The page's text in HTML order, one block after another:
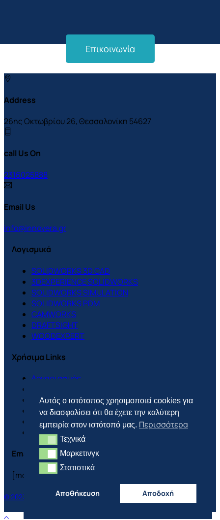
Επικοινωνία
Address
26ης Οκτωβρίου 26, Θεσσαλονίκη 54627
call Us On
2316025888
Email Us
info@innovera.gr
Λογισμικά
SOLIDWORKS 3D CAD
3DEXPERIENCE SOLIDWORKS
SOLIDWORKS SIMULATION
SOLIDWORKS PDM
CAMWORKS
DRAFTSIGHT
WOODEXPERT
Χρήσιμα Links
Λογαριασμός
Πολιτική Cookies
Πολιτική Απορρήτου
Πολιτική Επιστροφών
Τρόποι Πληρωμής & Αποστολής
Email
[mc4wp_form id=”3702″]
© 2023 CONCEPTION AND DEVELOPMENT BY FLWD.DIGITAL
Αυτός ο ιστότοπος χρησιμοποιεί cookies για
να διασφαλίσει ότι θα έχετε την καλύτερη
εμπειρία στον ιστότοπό μας. Περισσότερα
ΤεχνικάΤεχνικά
ΜαρκετινγκΜαρκετινγκ
ΣτατιστικάΣτατιστικά
Αποθήκευση Αποδοχή